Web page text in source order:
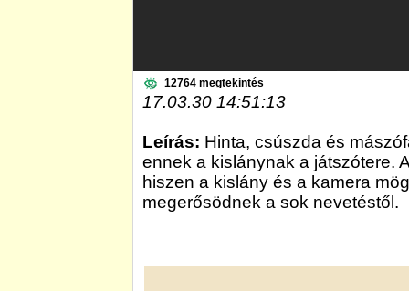
12764 megtekintés
17.03.30 14:51:13
Leírás: Hinta, csúszda és
ennek a kislánynak a játszótere.
hiszen a kislány és a kamera
megerősödnek a sok nevetéstől.